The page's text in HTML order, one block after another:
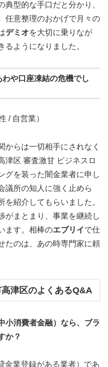
型的な手口だと分かり、
任意整理のおかげで月々の
デミオを大切に乗りなが
るようになりました。
や口座凍結の危機でし
/ 自営業）
からは一切相手にされなく
津区 審査激甘 ビジネスロ
グを装った闇金業者に申し
議所の知人に強く止めら
紹介してもらいました。
がまとまり、事業を継続し
ます。相棒のエブリイで仕
たのは、あの時専門家に頼
津区のよくあるQ&A
小消費者金融）なら、ブラ
か？
金業登録がある業者）であ